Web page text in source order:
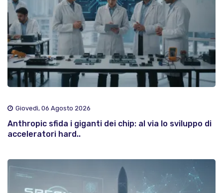
Giovedì, 06 Agosto 2026
Anthropic sfida i giganti dei chip: al via lo sviluppo di
acceleratori hard..